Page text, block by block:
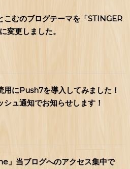
こむのブログテーマを「STINGER
変更しました。
用にPush7を導入してみました！
シュ通知でお知らせします！
」当ブログへのアクセス集中で